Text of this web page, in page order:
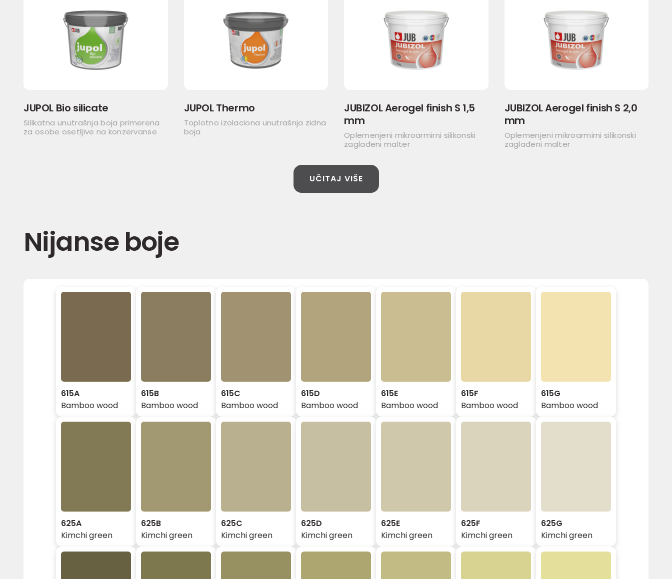
JUPOL Bio silicate
Silikatna unutrašnja boja primerena
za osobe osetljive na konzervanse
JUPOL Thermo
Toplotno izolaciona unutrašnja zidna
boja
JUBIZOL Aerogel finish S 1,5
mm
Oplemenjeni mikroarmirni silikonski
zaglađeni malter
JUBIZOL Aerogel finish S 2,0
mm
Oplemenjeni mikroarmirni silikonski
zaglađeni malter
UČITAJ VIŠE
Nijanse boje
615A
Bamboo wood
615B
Bamboo wood
615C
Bamboo wood
615D
Bamboo wood
615E
Bamboo wood
615F
Bamboo wood
615G
Bamboo wood
625A
Kimchi green
625B
Kimchi green
625C
Kimchi green
625D
Kimchi green
625E
Kimchi green
625F
Kimchi green
625G
Kimchi green